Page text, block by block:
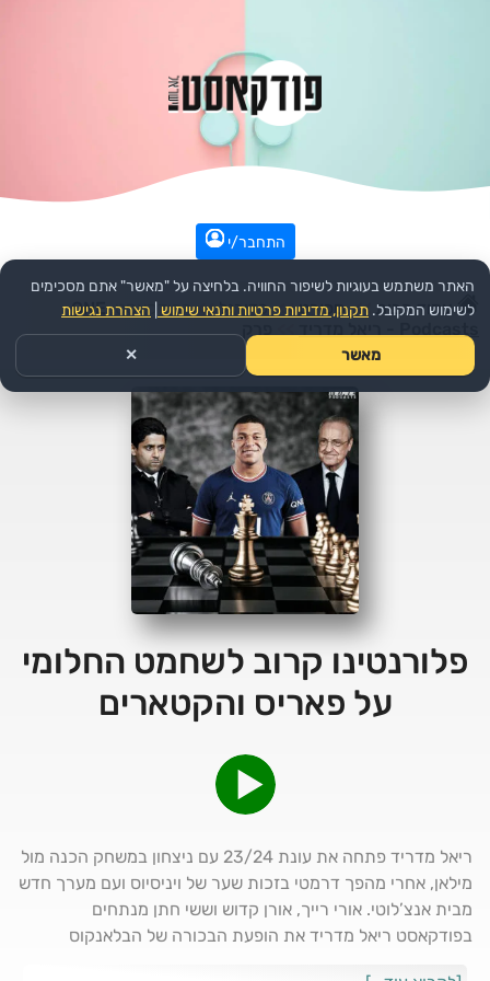
התחבר/י
עמוד הבית >> ספורט >> כדורגל >>הפודקאסט: ONE
פלורנטינו קרוב לשחמט החלומי
על פאריס והקטארים
ריאל מדריד פתחה את עונת 23/24 עם ניצחון במשחק הכנה מול
מילאן, אחרי מהפך דרמטי בזכות שער של ויניסיוס ועם מערך חדש
מבית אנצ’לוטי. אורי רייך, אורן קדוש וששי חתן מנתחים
בפודקאסט ריאל מדריד את הופעת הבכורה של הבלאנקוס
האתר משתמש בעוגיות לשיפור החוויה. בלחיצה על "מאשר" אתם מסכימים
לשימוש המקובל. תקנון, מדיניות פרטיות ותנאי שימוש הצהרת נגישות
מאשר ✕